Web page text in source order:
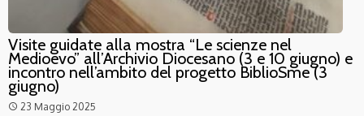
Visite guidate alla mostra “Le scienze nel
Medioevo” all’Archivio Diocesano (3 e 10 giugno) e
incontro nell’ambito del progetto BiblioSme (3
giugno)
access_time 23 Maggio 2025